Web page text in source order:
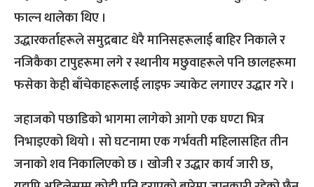
फाल्न थालेका थिए ।
उद्धारकर्ताहरूले समुद्रबाट धेरै मानिसहरूलाई बाहिर निकाले र
नजिकैका टापुहरूमा लगे र स्थानीय मछुवाहरूले पनि छालहरूमा
फसेका केही बाँचेकाहरूलाई लाइफ ज्याकेट लगाएर उद्धार गरे ।
जहाजको पछाडिको भागमा लागेको आगो एक घण्टा भित्र
निभाइएको थियो । सो घटनामा एक गर्भवती महिलासहित तीन
जनाको शव निकालिएको छ । खोजी र उद्धार कार्य जारी छ,